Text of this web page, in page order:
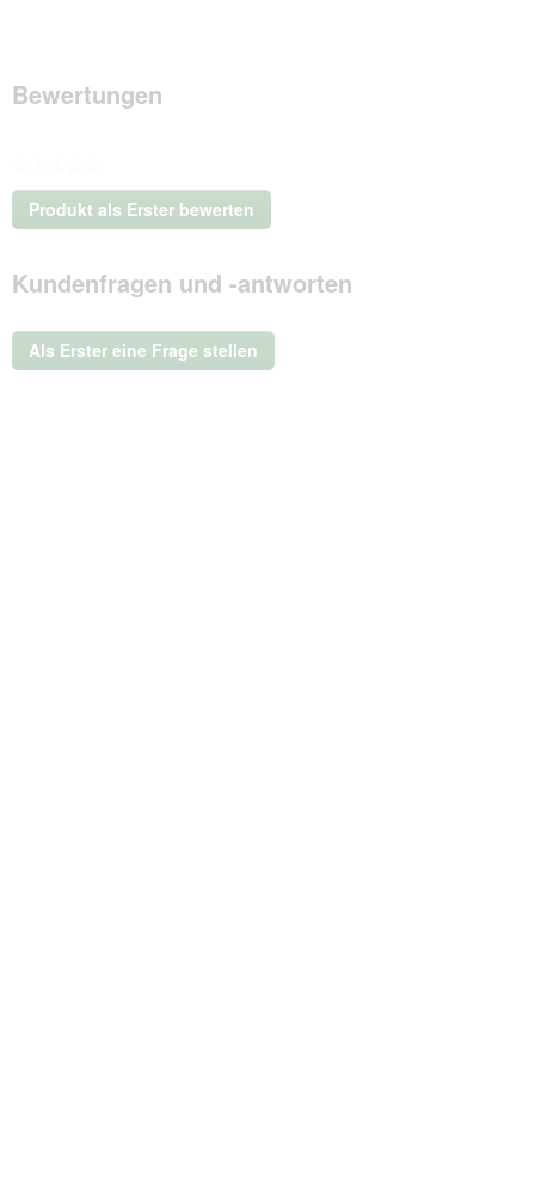
Bewertungen
Kein
Beurteilungswert
Produkt als Erster bewerten
.
dieser
Aktion
ein
modales
Kundenfragen und -antworten
Als Erster eine Frage stellen